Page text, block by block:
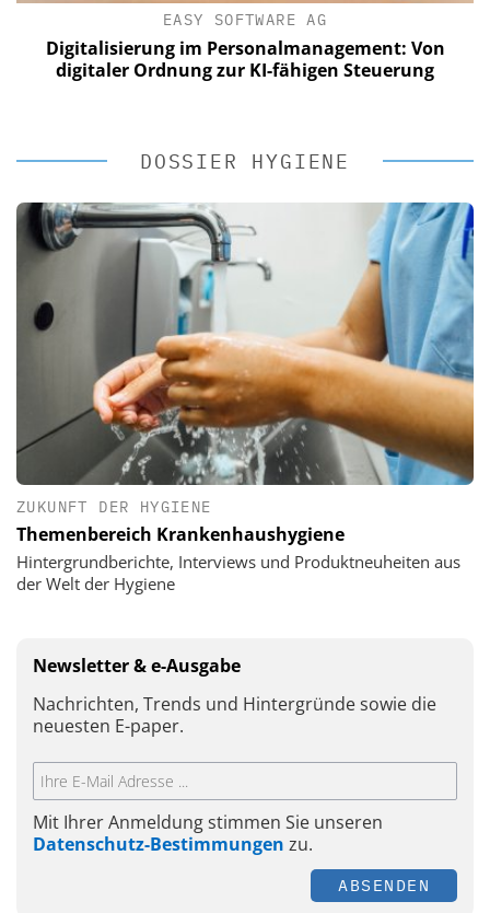
EASY SOFTWARE AG
Digitalisierung im Personalmanagement: Von
digitaler Ordnung zur KI-fähigen Steuerung
DOSSIER HYGIENE
ZUKUNFT DER HYGIENE
Themenbereich Krankenhaushygiene
Hintergrundberichte, Interviews und Produktneuheiten aus
der Welt der Hygiene
Newsletter & e-Ausgabe
Nachrichten, Trends und Hintergründe sowie die
neuesten E-paper.
Mit Ihrer Anmeldung stimmen Sie unseren
Datenschutz-Bestimmungen zu.
ABSENDEN